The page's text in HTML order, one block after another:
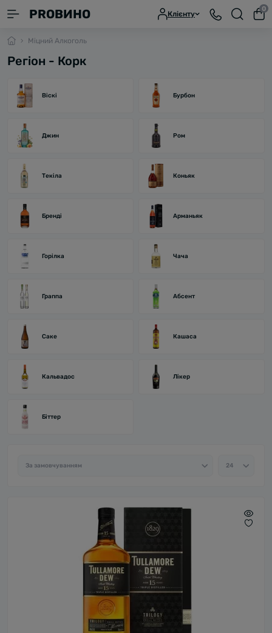
PROВИНО Клієнту
0
Міцний Алкоголь
Регіон - Корк
Віскі Бурбон
Джин Ром
Текіла Коньяк
Бренді Арманьяк
Горілка Чача
Граппа Абсент
Саке Кашаса
Кальвадос Лікер
Біттер